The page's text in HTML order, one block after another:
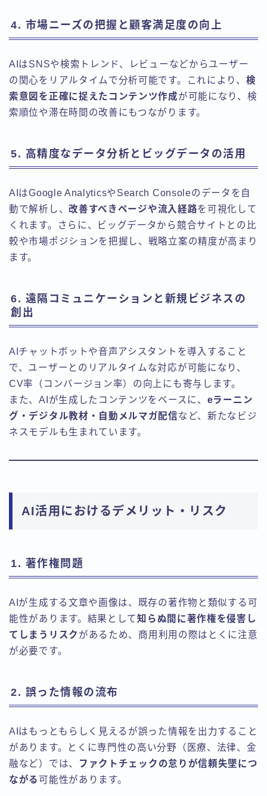
4. 市場ニーズの把握と顧客満足度の向上
AIはSNSや検索トレンド、レビューなどからユーザー
の関心をリアルタイムで分析可能です。これにより、 検
索意図を正確に捉えたコンテンツ作成が可能になり、検
索順位や滞在時間の改善にもつながります。
5. 高精度なデータ分析とビッグデータの活用
AIはGoogle AnalyticsやSearch Consoleのデータを自
動で解析し、 改善すべきページや流入経路を可視化して
くれます。さらに、ビッグデータから競合サイトとの比
較や市場ポジションを把握し、戦略立案の精度が高まり
ます。
6. 遠隔コミュニケーションと新規ビジネスの
創出
AIチャットボットや音声アシスタントを導入すること
で、ユーザーとのリアルタイムな対応が可能になり、
CV率（コンバージョン率）の向上にも寄与します。
また、AIが生成したコンテンツをベースに、 eラーニン
グ・デジタル教材・自動メルマガ配信など、新たなビジ
ネスモデルも生まれています。
AI活用におけるデメリット・リスク
1. 著作権問題
AIが生成する文章や画像は、既存の著作物と類似する可
能性があります。結果として知らぬ間に著作権を侵害し
てしまうリスク があるため、商用利用の際はとくに注意
が必要です。
2. 誤った情報の流布
AIはもっともらしく見えるが誤った情報を出力すること
があります。とくに専門性の高い分野（医療、法律、金
融など）では、
ファクトチェックの怠りが信頼失墜につ
ながる可能性があります。